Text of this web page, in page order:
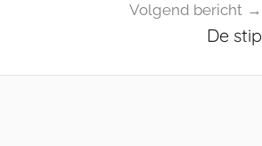
Volgend bericht
De stip